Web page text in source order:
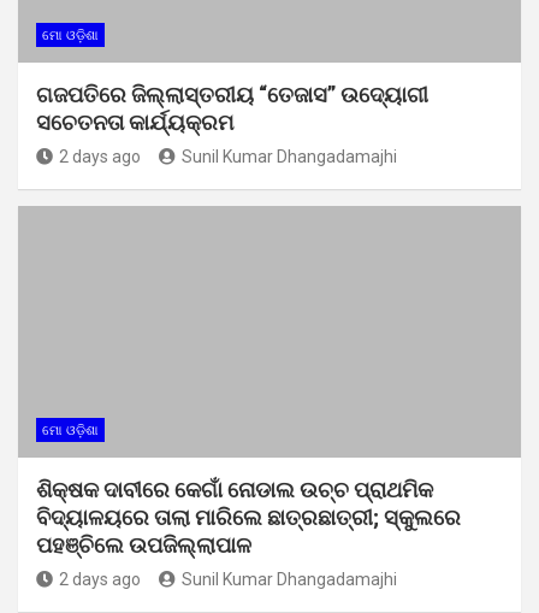
ମୋ ଓଡ଼ିଶା
ଗଜପତିରେ ଜିଲ୍ଲାସ୍ତରୀୟ “ତେଜାସ” ଉଦ୍ୟୋଗୀ
ସଚେତନତା କାର୍ଯ୍ୟକ୍ରମ
2 days ago Sunil Kumar Dhangadamajhi
ମୋ ଓଡ଼ିଶା
ଶିକ୍ଷକ ଦାବୀରେ କେଗାଁ ନୋଡାଲ ଉଚ୍ଚ ପ୍ରାଥମିକ
ବିଦ୍ୟାଳୟରେ ତାଲା ମାରିଲେ ଛାତ୍ରଛାତ୍ରୀ; ସ୍କୁଲରେ
ପହଞ୍ଚିଲେ ଉପଜିଲ୍ଲାପାଳ
2 days ago Sunil Kumar Dhangadamajhi